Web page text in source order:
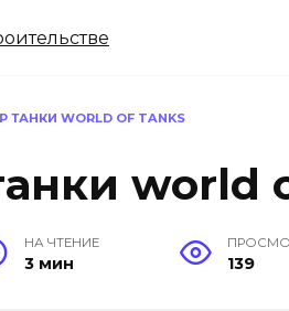
ТАНКИ WORLD OF TANKS
world
НА ЧТЕНИЕ
3 мин 139